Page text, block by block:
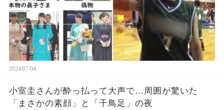
2024/07/04
小室圭さんが酔っ払って大声で…周囲が驚いた
「まさかの素顔」と「千鳥足」の夜